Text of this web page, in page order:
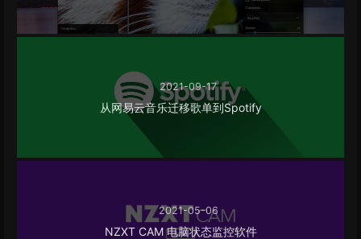
2021-09-17
从网易云音乐迁移歌单到Spotify
2021-05-06
NZXT CAM 电脑状态监控软件